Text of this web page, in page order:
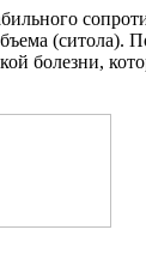
(ситола).
болезни,